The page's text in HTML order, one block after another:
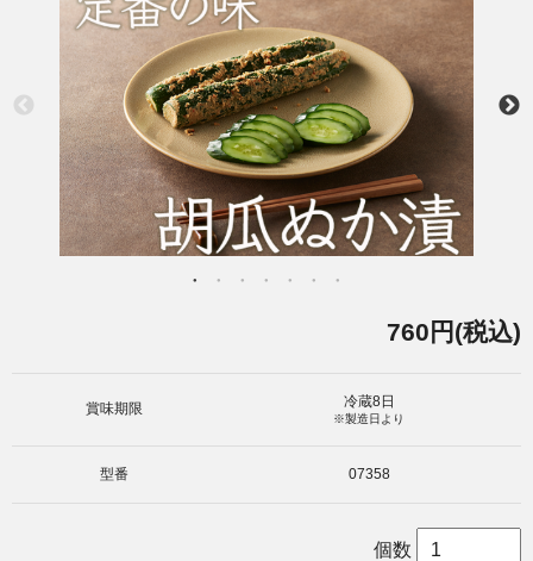
760円(税込)
賞味期限 冷蔵8日
※製造日より
型番 07358
個数